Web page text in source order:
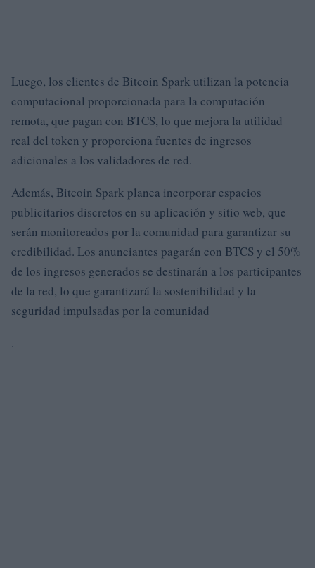
Luego, los clientes de Bitcoin Spark utilizan la potencia
computacional proporcionada para la computación
remota, que pagan con BTCS, lo que mejora la utilidad
real del token y proporciona fuentes de ingresos
adicionales a los validadores de red.
Además, Bitcoin Spark planea incorporar espacios
publicitarios discretos en su aplicación y sitio web, que
serán monitoreados por la comunidad para garantizar su
credibilidad. Los anunciantes pagarán con BTCS y el 50%
de los ingresos generados se destinarán a los participantes
de la red, lo que garantizará la sostenibilidad y la
seguridad impulsadas por la comunidad
.